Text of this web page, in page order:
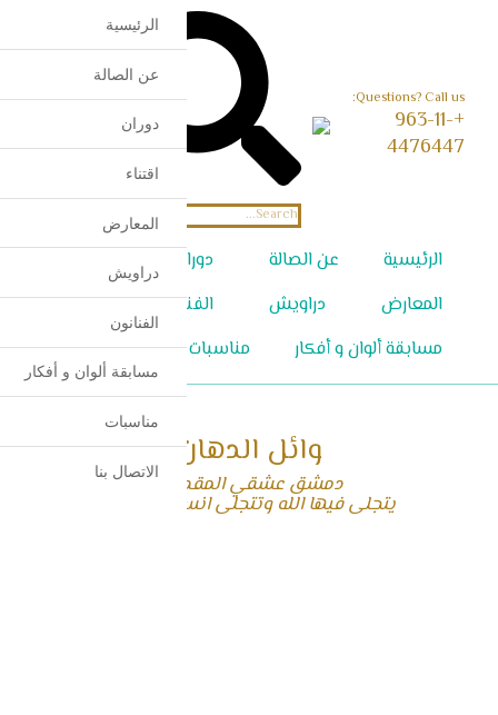
Questions? Call us:
+963-11-
4476447
الرئيسية عن الصالة دوران
المعارض
دراويش
الفنانون
مسابقة ألوان و أفكار
مناسبات الاتصال بنا
الرئيسية
عن الصالة
دوران
اقتناء
المعارض
دراويش
الفنانون
مسابقة ألوان و أفكار
مناسبات
الاتصال بنا وائل الدهان
دمشق عشقي المقدس
يتجلى فيها الله وتتجلى انسانيتنا فيها